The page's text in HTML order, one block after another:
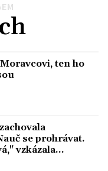
ten ho
se prohrávat.
vzkázala